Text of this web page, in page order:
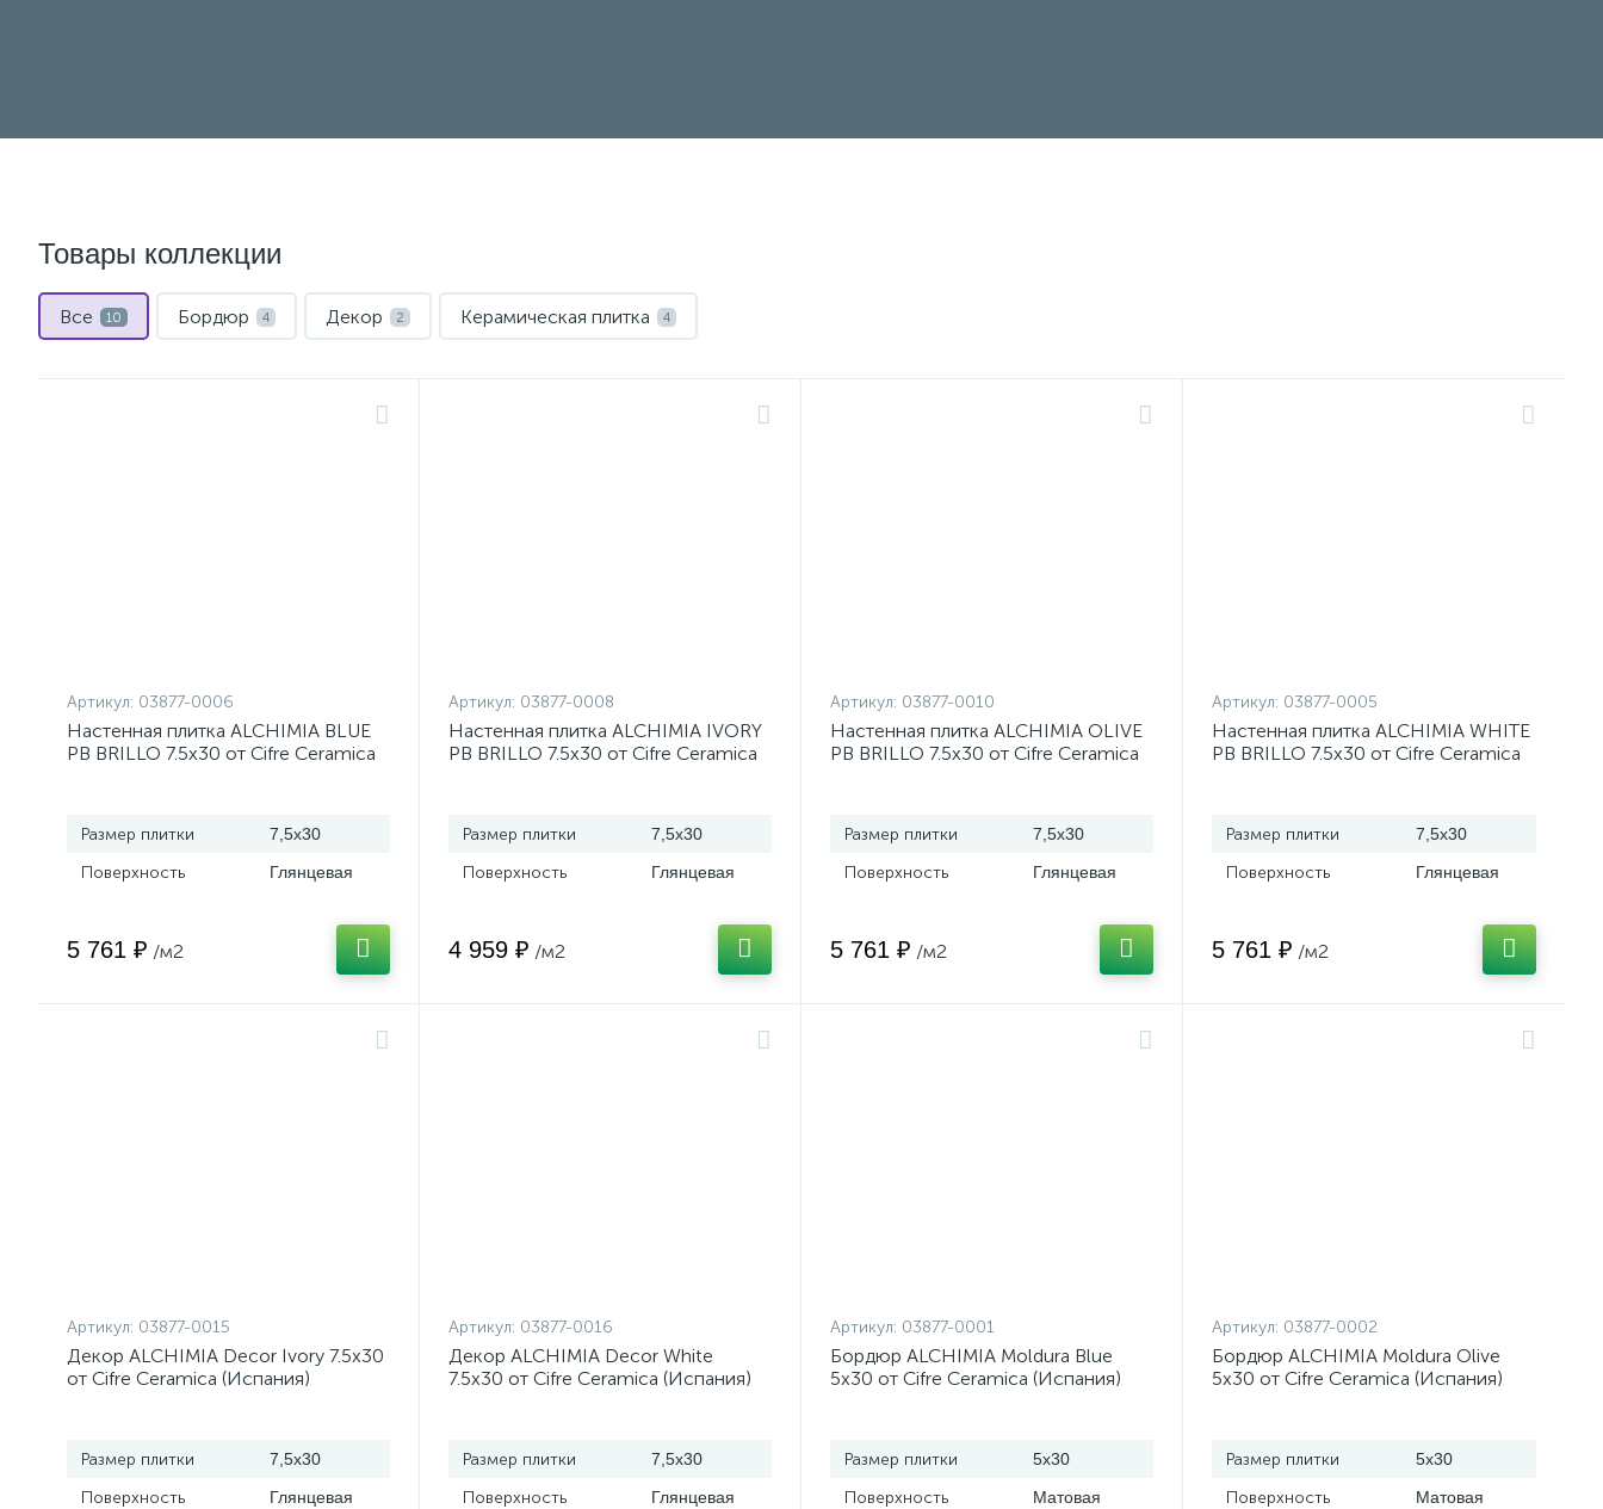
Товары коллекции
Все 10 Бордюр 4 Декор 2 Керамическая плитка 4
Артикул: 03877-0006
Настенная плитка ALCHIMIA BLUE
PB BRILLO 7.5x30 от Cifre Ceramica
Размер плитки 7,5x30
Поверхность Глянцевая
5 761 ₽ /м2
Артикул: 03877-0008
Настенная плитка ALCHIMIA IVORY
PB BRILLO 7.5x30 от Cifre Ceramica
Размер плитки 7,5x30
Поверхность Глянцевая
4 959 ₽ /м2
Артикул: 03877-0010
Настенная плитка ALCHIMIA OLIVE
PB BRILLO 7.5x30 от Cifre Ceramica
Размер плитки 7,5x30
Поверхность Глянцевая
5 761 ₽ /м2
Артикул: 03877-0005
Настенная плитка ALCHIMIA WHITE
PB BRILLO 7.5x30 от Cifre Ceramica
Размер плитки 7,5x30
Поверхность Глянцевая
5 761 ₽ /м2
Артикул: 03877-0015
Декор ALCHIMIA Decor Ivory 7.5x30
от Cifre Ceramica (Испания)
Размер плитки 7,5x30
Поверхность Глянцевая
Артикул: 03877-0016
Декор ALCHIMIA Decor White
7.5x30 от Cifre Ceramica (Испания)
Размер плитки 7,5x30
Поверхность Глянцевая
Артикул: 03877-0001
Бордюр ALCHIMIA Moldura Blue
5x30 от Cifre Ceramica (Испания)
Размер плитки 5x30
Поверхность Матовая
Артикул: 03877-0002
Бордюр ALCHIMIA Moldura Olive
5x30 от Cifre Ceramica (Испания)
Размер плитки 5x30
Поверхность Матовая